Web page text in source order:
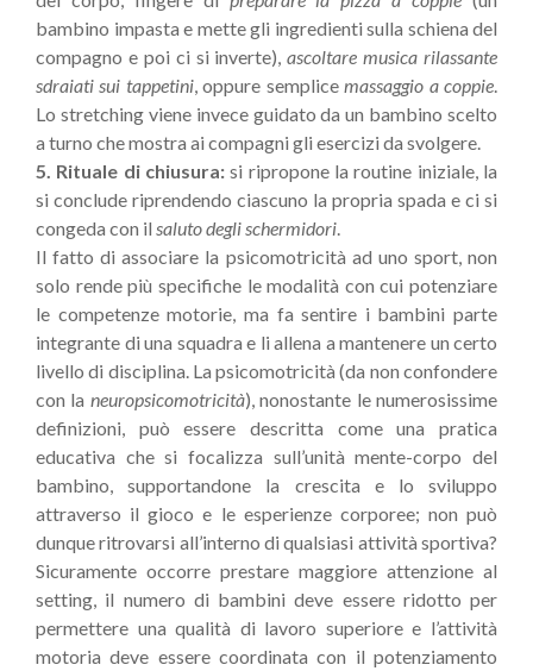
bambino impasta e mette gli ingredienti sulla schiena del
compagno e poi ci si inverte),ascoltare musica rilassante
sdraiati sui tappetini, oppure semplicemassaggio a coppie.
Lo stretching viene invece guidato da un bambino scelto
a turno che mostra ai compagni gli esercizi da svolgere.
5. Rituale di chiusura: si ripropone la routine iniziale, la
si conclude riprendendo ciascuno la propria spada e ci si
congeda con il saluto degli schermidori.
Il fatto di associare la psicomotricità ad uno sport, non
solo rende più specifiche le modalità con cui potenziare
le competenze motorie, ma fa sentire i bambini parte
integrante di una squadra e li allena a mantenere un certo
livello di disciplina. La psicomotricità (da non confondere
con la neuropsicomotricità), nonostante le numerosissime
definizioni, può essere descritta come una pratica
educativa che si focalizza sull’unità mente-corpo del
bambino, supportandone la crescita e lo sviluppo
attraverso il gioco e le esperienze corporee; non può
dunque ritrovarsi all’interno di qualsiasi attività sportiva?
Sicuramente occorre prestare maggiore attenzione al
setting, il numero di bambini deve essere ridotto per
permettere una qualità di lavoro superiore e l’attività
motoria deve essere coordinata con il potenziamento